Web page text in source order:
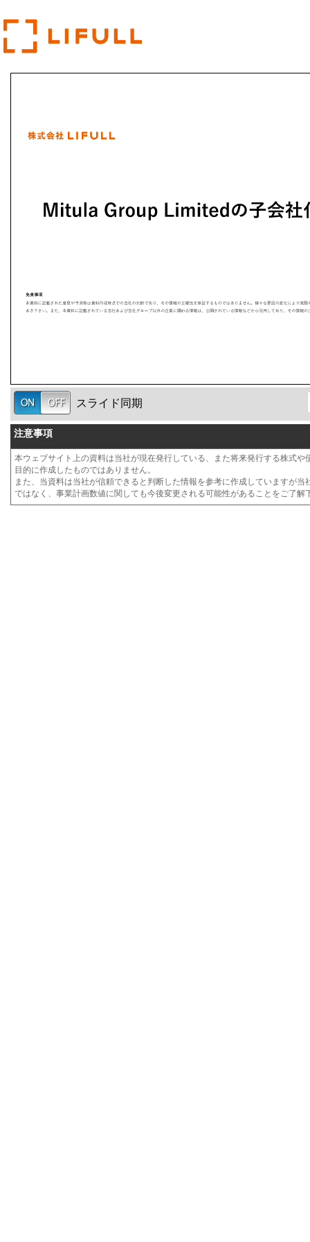
スライド同期
注意事項
本ウェブサイト上の資料は当社が現在発行している、また将来発行する株式や
目的に作成したものではありません。
また、当資料は当社が信頼できると判断した情報を参考に作成していますが当
ではなく、事業計画数値に関しても今後変更される可能性があることをご了解